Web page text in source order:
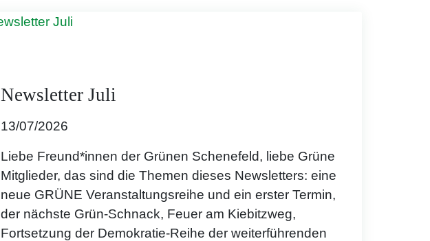
Newsletter Juli
13/07/2026
Liebe Freund*innen der Grünen Schenefeld, liebe Grüne
Mitglieder, das sind die Themen dieses Newsletters: eine
neue GRÜNE Veranstaltungsreihe und ein erster Termin,
der nächste Grün-Schnack, Feuer am Kiebitzweg,
Fortsetzung der Demokratie-Reihe der weiterführenden